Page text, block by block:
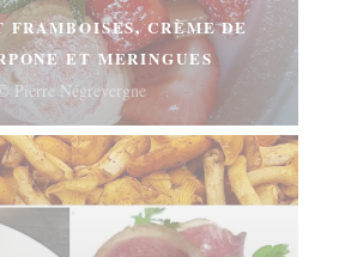
FRAMBOISES, CRÈME DE
ET MERINGUES
Pierre Négrevergne